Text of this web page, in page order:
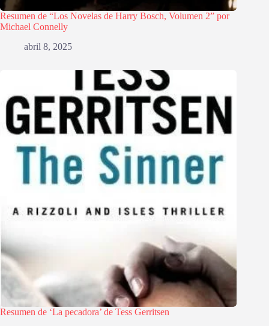
Resumen de “Los Novelas de Harry Bosch, Volumen 2” por
Michael Connelly
abril 8, 2025
Resumen de ‘La pecadora’ de Tess Gerritsen